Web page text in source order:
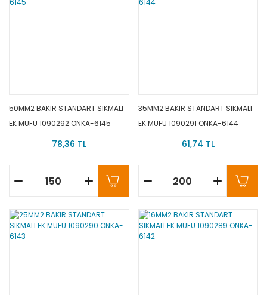
50MM2 BAKIR STANDART SIKMALI
EK MUFU 1090292 ONKA-6145
78,36 TL
35MM2 BAKIR STANDART SIKMALI
EK MUFU 1090291 ONKA-6144
61,74 TL